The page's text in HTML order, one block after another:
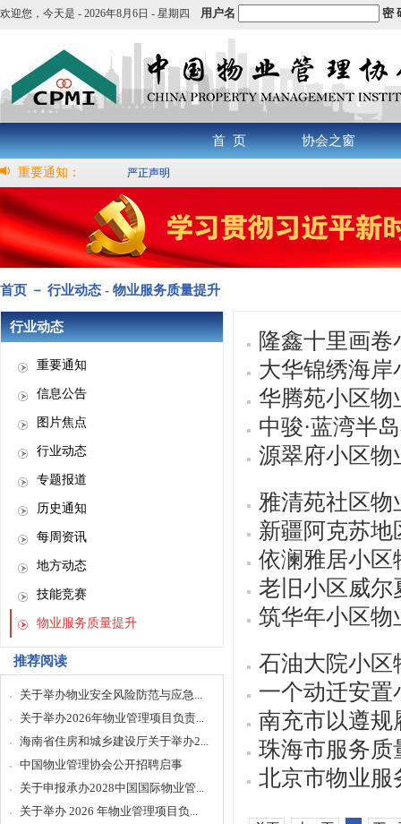
欢迎您， 今天是 - 2026年8月6日 - 星期四 用户名 密
首 页 协会之窗
重要通知： 严正声明
首页 － 行业动态 - 物业服务质量提升
行业动态
重要通知
信息公告
图片焦点
行业动态
专题报道
历史通知
每周资讯
地方动态
技能竞赛
物业服务质量提升
推荐阅读
关于举办物业安全风险防范与应急...
关于举办2026年物业管理项目负责...
海南省住房和城乡建设厅关于举办2...
中国物业管理协会公开招聘启事
关于申报承办2028中国国际物业管...
关于举办 2026 年物业管理项目负...
隆鑫十里画
大华锦绣海岸
华腾苑小区物
中骏·蓝湾半
源翠府小区物
雅清苑社区物
新疆阿克苏地
依澜雅居小区
老旧小区威尔
筑华年小区物
石油大院小区
一个动迁安置
南充市以遵规
珠海市服务质
北京市物业服